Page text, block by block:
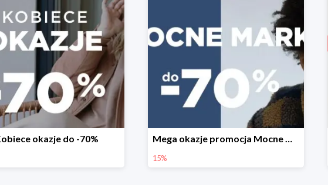
okazje do -70% Mega okazje promocja Mocne marki do -70%
15%